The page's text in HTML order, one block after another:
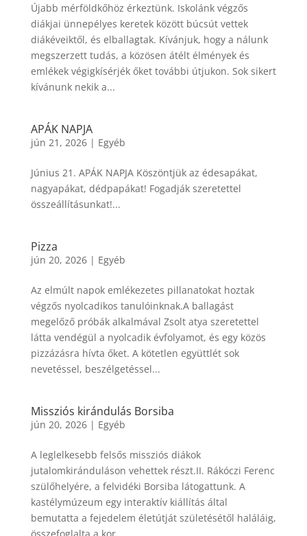
Újabb mérföldkőhöz érkeztünk. Iskolánk végzős
diákjai ünnepélyes keretek között búcsút vettek
diákéveiktől, és elballagtak. Kívánjuk, hogy a nálunk
megszerzett tudás, a közösen átélt élmények és
emlékek végigkísérjék őket további útjukon. Sok sikert
kívánunk nekik a...
APÁK NAPJA
jún 21, 2026| Egyéb
Június 21. APÁK NAPJA Köszöntjük az édesapákat,
nagyapákat, dédpapákat! Fogadják szeretettel
összeállításunkat!...
Pizza
jún 20, 2026| Egyéb
Az elmúlt napok emlékezetes pillanatokat hoztak
végzős nyolcadikos tanulóinknak.A ballagást
megelőző próbák alkalmával Zsolt atya szeretettel
látta vendégül a nyolcadik évfolyamot, és egy közös
pizzázásra hívta őket. A kötetlen együttlét sok
nevetéssel, beszélgetéssel...
Missziós kirándulás Borsiba
jún 20, 2026| Egyéb
A leglelkesebb felsős missziós diákok
jutalomkiránduláson vehettek részt.II. Rákóczi Ferenc
szülőhelyére, a felvidéki Borsiba látogattunk. A
kastélymúzeum egy interaktív kiállítás által
bemutatta a fejedelem életútját születésétől haláláig,